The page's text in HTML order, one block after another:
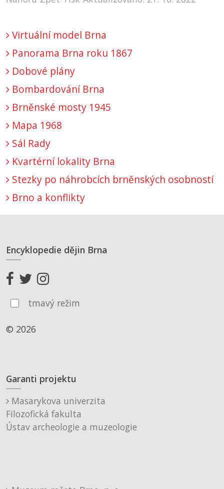
Virtuální model Brna
Panorama Brna roku 1867
Dobové plány
Bombardování Brna
Brněnské mosty 1945
Mapa 1968
Sál Rady
Kvartérní lokality Brna
Stezky po náhrobcích brněnských osobností
Brno a konflikty
Encyklopedie dějin Brna
tmavý režim
© 2026
Garanti projektu
Masarykova univerzita
Filozofická fakulta
Ústav archeologie a muzeologie